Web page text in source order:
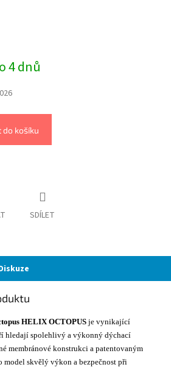
4 dnů
do košíku
SDÍLET
HELIX OCTOPUS je vynikající
hledají spolehlivý a výkonný dýchací
membránové konstrukci a patentovaným
skvělý výkon a bezpečnost při